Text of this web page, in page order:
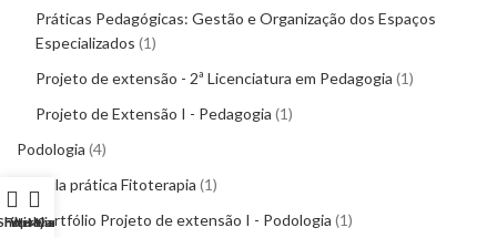
Práticas Pedagógicas: Gestão e Organização dos Espaços
Especializados 1
Projeto de extensão - 2ª Licenciatura em Pedagogia 1
Projeto de Extensão I - Pedagogia 1
Podologia 4
Aula prática Fitoterapia 1
Portfólio Projeto de extensão I - Podologia 1
Filters
Wishlist
Cart
My account